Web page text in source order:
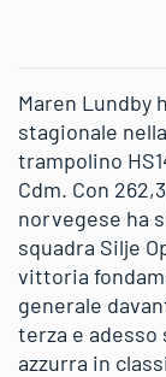
Maren Lundby
stagionale
trampolino
Cdm. Con
norvegese ha
squadra Silje
vittoria
generale
terza e adesso
azzurra in